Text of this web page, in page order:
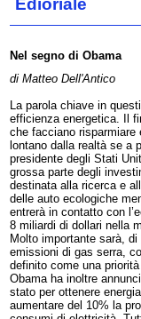
di Obama
Dell'Antico
chiave in questi casi non
risparmiare energia
dalla realtà se a pensarlo
degli Stati Uniti
parte degli investimenti per
alla ricerca e
ecologiche mentre il
in contatto con l’ecologia
di dollari nella
importante sarà, di
di gas serra, cosa che il
come una priorità in
ha inoltre annunciato che
ottenere energia pulita.
del 10% la produzione
di elettricità. Tutto questo
tagliare dell’80%
novità più immediata sarà la
India, gli altri due maggiori